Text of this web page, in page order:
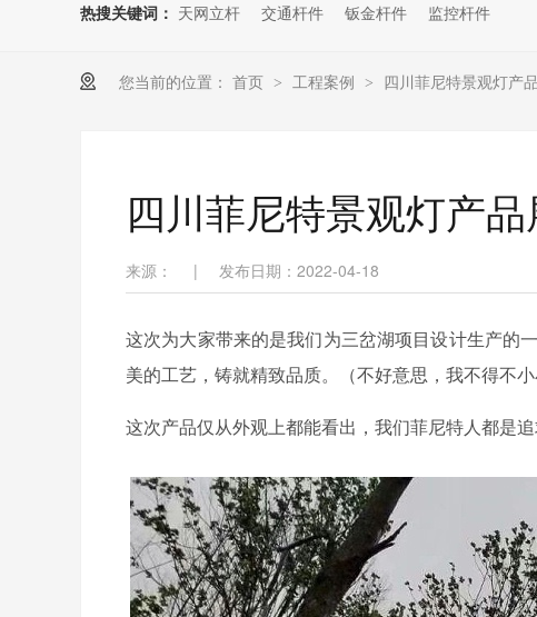
热搜关键词： 天网立杆 交通杆件 钣金杆件 监控杆件
您当前的位置： 首页 > 工程案例 > 四川菲尼特景观灯产
四川菲尼特景观灯产
来源： | 发布日期：2022-04-18
这次为大家带来的是我们为三岔湖项目设计生产的
美的工艺，铸就精致品质。（不好意思，我不得不小
这次产品仅从外观上都能看出，我们菲尼特人都是